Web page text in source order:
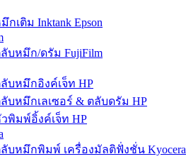
กเติม Inktank Epson
บหมึก/ดรัม FujiFilm
บหมึกอิงค์เจ็ท HP
บหมึกเลเซอร์ & ตลับดรัม HP
พิมพ์อิ้งค์เจ็ท HP
บหมึกพิมพ์ เครื่องมัลติฟั่งชั่น Kyocera